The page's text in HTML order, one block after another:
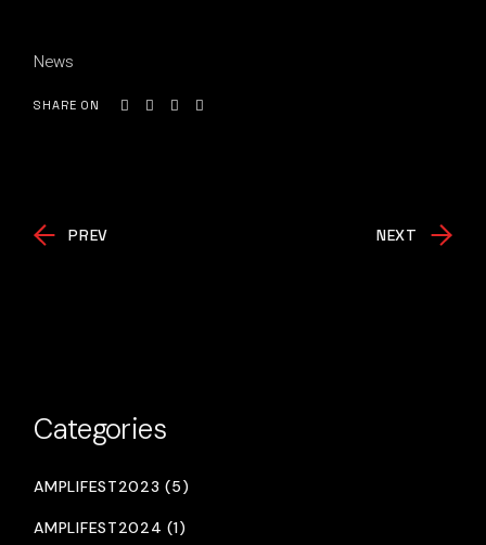
News
SHARE ON
PREV NEXT
Categories
AMPLIFEST2023 (5)
AMPLIFEST2024 (1)